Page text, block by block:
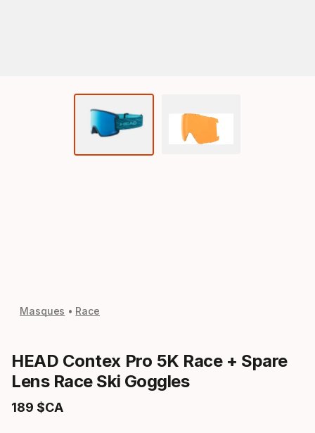
Masques Race
HEAD Contex Pro 5K Race + Spare
Lens Race Ski Goggles
189 $CA
Prix final